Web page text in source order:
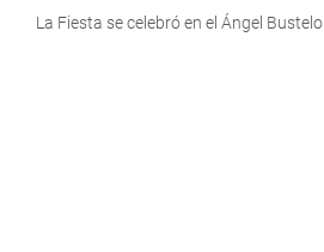
La Fiesta se celebró en el Ángel Bustelo.